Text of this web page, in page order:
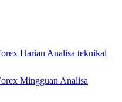
Harian Analisa teknikal
Mingguan Analisa